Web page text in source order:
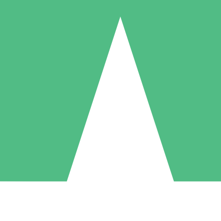
Individuele Creditpakketten
per gebruik met downloadtegoeden. Geen maandelijkse verplichting
5 Downloaden
US$